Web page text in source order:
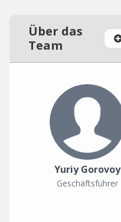
Über das
Team
Yuriy Gorovoy
Geschäftsführer